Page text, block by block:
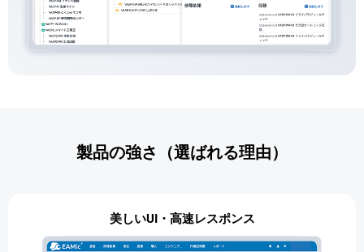
製品の強さ（選ばれる理由）
美しいUI・高速レスポンス